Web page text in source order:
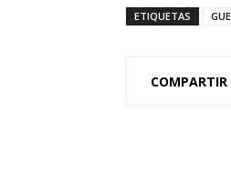
ETIQUETAS
COMPARTIR